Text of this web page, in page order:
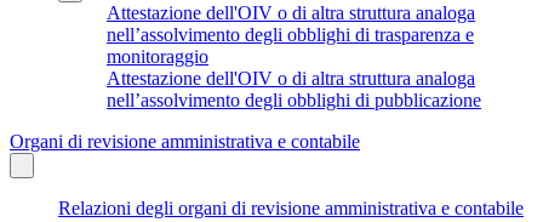
Attestazione dell'OIV o di altra struttura analoga
nell’assolvimento degli obblighi di trasparenza e
monitoraggio
Attestazione dell'OIV o di altra struttura analoga
nell’assolvimento degli obblighi di pubblicazione
Organi di revisione amministrativa e contabile
Relazioni degli organi di revisione amministrativa e contabile